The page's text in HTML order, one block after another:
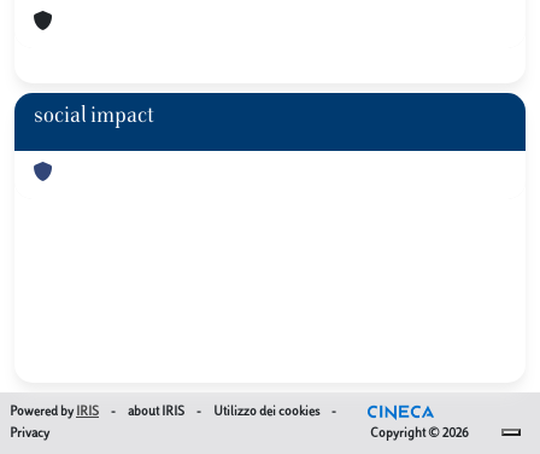
social impact
Powered by IRIS - about IRIS - Utilizzo dei cookies
-
Privacy
Copyright © 2026